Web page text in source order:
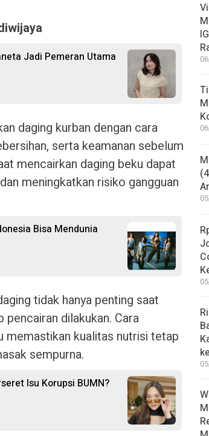
Jadi Pemeran Utama
daging kurban dengan cara
serta keamanan sebelum
mencairkan daging beku dapat
meningkatkan risiko gangguan
Bisa Mendunia
tidak hanya penting saat
dilakukan. Cara
memastikan kualitas nutrisi tetap
sempurna.
Isu Korupsi BUMN?